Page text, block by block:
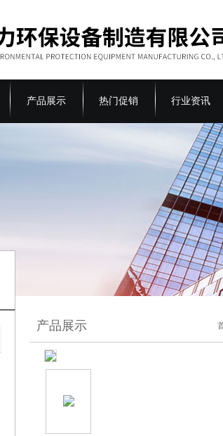
产品展示 热门促销 行业资讯
产品展示